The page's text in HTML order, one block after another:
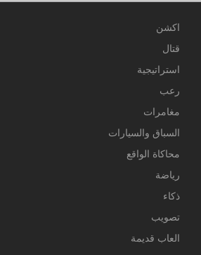
اكشن
قتال
استراتيجية
رعب
مغامرات
السباق والسيارات
محاكاة الواقع
رياضة
ذكاء
تصويب
العاب قديمة